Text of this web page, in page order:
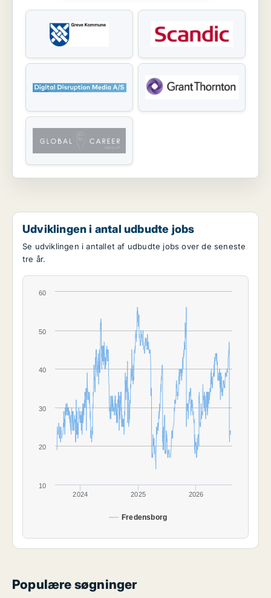
Udviklingen i antal udbudte jobs
Se udviklingen i antallet af udbudte jobs over de seneste
tre år.
Fredensborg
2024 2025 2026
10
20
30
40
50
60
Populære søgninger